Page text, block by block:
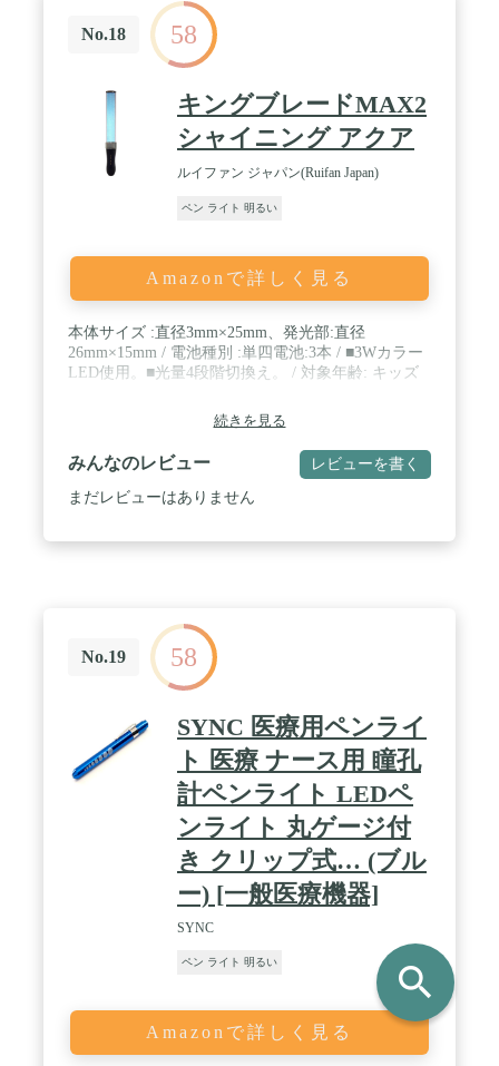
広く照射が可能になります。7段階の点灯モードが
用意されています。スイッチを押すと高輝度-中輝
度-点滅-OFFの3つのヘッドライトモードを切り替え
ます。すばやくスイッチを2回押すとCOB白ランプ
の高輝度-COB白ランプの低輝度-COB赤信号-COB赤
点滅-OFFの4つの照明モードがオンになり、各種の
場面に対応できます。 / 【Type-C充電式&モバイル
バッテリー機能&実用点灯最大16時間】かいちゅう
でんとうはモバイルバッテリーとして、スマホ、パ
す。付属の 26650リチウムイオン電池は5000mAhの
連続使用ができ、最大モードでも約5時間の連続使
用ができます。電池残量表示ランプが付いており、
充電池や単4電池にも対応できます) / 【高性能放熱
設計 & 耐衝撃性 & IPX6防水規格】過酷環境での使
用を想定した設計により、耐衝撃性に優れていま
されており、耐腐食性や摩耗性に強く、より長くご
使用いただけます。IPX6全密封防護設計で家の中に
限らず、庭やテラスでの使用も安心です（水に浸さ
ないでください）。 / 【Eornmorならではの安心カ
スタマーサポート& 1年保証付き】弊店では徹底し
お気軽にお問い合わせください。日本国内運営店舗
のため、専任の日本人カスタマー担当より迅速にご
対応させていただきます。 / 【防災セットの必需
品！】地震や台風などの災害で万が一停電になった
としてもこのLEDハンディライトがあれば、防犯や
避難時に役立ちます。夜間の移動やウォーキング・
花火の時期・サイクリング・登山・夜釣り・夜間訓
練・キャンプなどのアウトドア・昆虫採集など、
様々な場面で便利にご使用頂けます。
No.18 58
キングブレードMAX2
シャイニング アクア
ルイファン ジャパン(Ruifan Japan)
ペン ライト 明るい
Amazonで詳しく見る
本体サイズ :直径3mm×25mm、発光部:直径
26mm×15mm / 電池種別 :単四電池:3本 / ■3Wカラー
LED使用。■光量4段階切換え。 / 対象年齢: キッズ
続きを見る
みんなのレビュー レビューを書く
まだレビューはありません
No.19 58
SYNC 医療用ペンライ
ト 医療 ナース用 瞳孔
計ペンライト LEDペ
ンライト 丸ゲージ付
き クリップ式… (ブル
ー) [一般医療機器]
SYNC
ペン ライト 明るい
Amazonで詳しく見る
search